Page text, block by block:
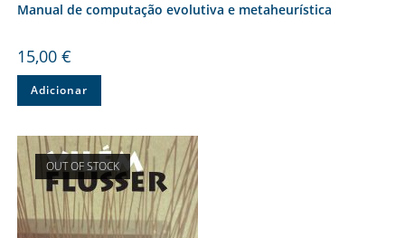
Manual de computação evolutiva e metaheurística
15,00 €
Adicionar
OUT OF STOCK